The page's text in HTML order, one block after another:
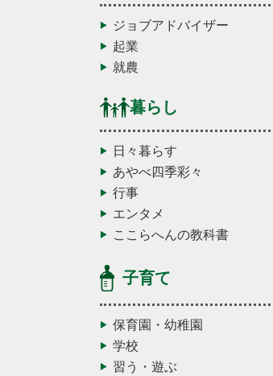
ジョブアドバイザー
起業
就農
暮らし
日々暮らす
あやべ四季彩々
行事
エンタメ
ここらへんの教科書
子育て
保育園・幼稚園
学校
習う・遊ぶ